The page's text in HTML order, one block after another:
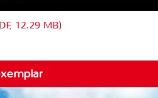
12.29 MB)